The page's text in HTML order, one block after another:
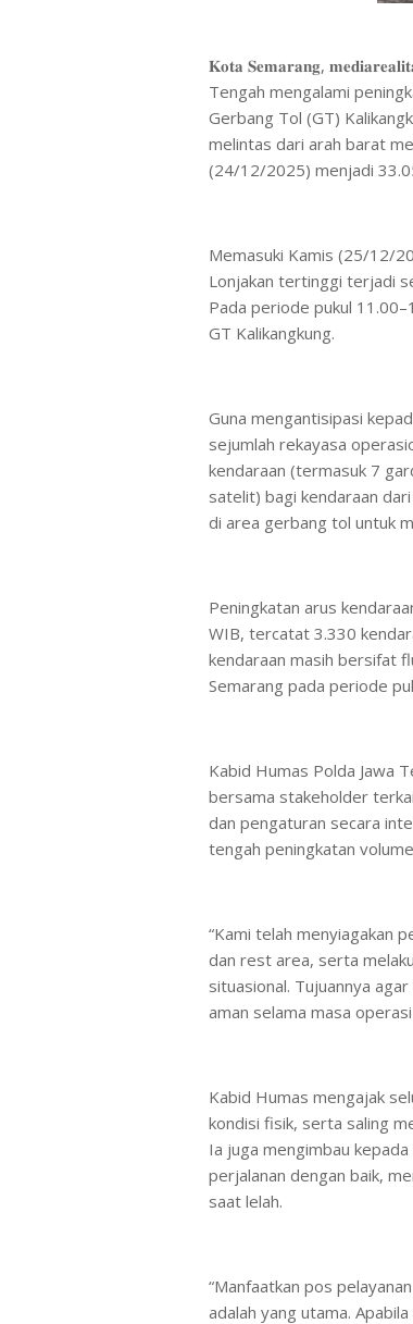
𝐊𝐨𝐭𝐚 𝐒𝐞𝐦𝐚𝐫𝐚𝐧𝐠,
Tengah mengalami
Gerbang Tol (GT)
melintas dari arah barat
(24/12/2025) menjadi
Memasuki Kamis (25/12/
Lonjakan tertinggi terjadi
Pada periode pukul
GT Kalikangkung.
Guna mengantisipasi
sejumlah rekayasa
kendaraan (termasuk 7
satelit) bagi kendaraan
di area gerbang tol untuk
Peningkatan arus
WIB, tercatat 3.330
kendaraan masih bersifat
Semarang pada periode
Kabid Humas Polda Jawa
bersama stakeholder
dan pengaturan secara
tengah peningkatan
“Kami telah menyiagakan
dan rest area, serta
situasional. Tujuannya
aman selama masa
Kabid Humas mengajak
kondisi fisik, serta saling
Ia juga mengimbau
perjalanan dengan baik,
saat lelah.
“Manfaatkan pos
adalah yang utama.